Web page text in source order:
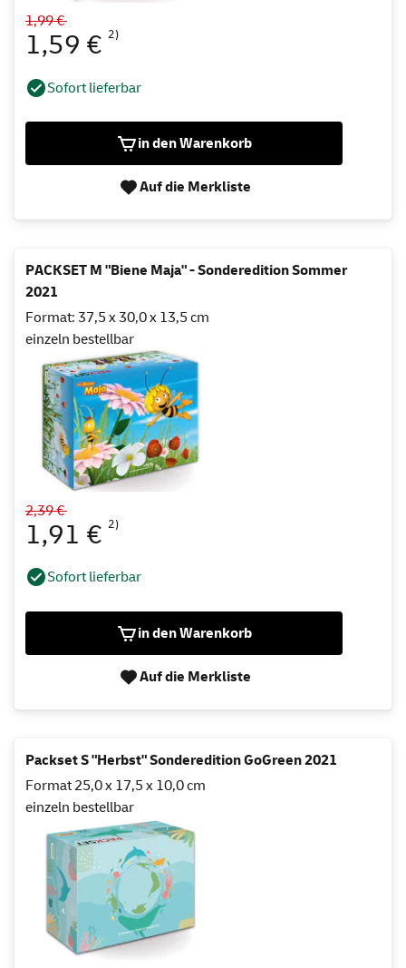
1,99 €
1,59 € 2)
Sofort lieferbar
in den Warenkorb
Auf die Merkliste
PACKSET M "Biene Maja" - Sonderedition Sommer
2021
Format: 37,5 x 30,0 x 13,5 cm
einzeln bestellbar
2,39 €
1,91 € 2)
Sofort lieferbar
in den Warenkorb
Auf die Merkliste
Packset S "Herbst" Sonderedition GoGreen 2021
Format 25,0 x 17,5 x 10,0 cm
einzeln bestellbar